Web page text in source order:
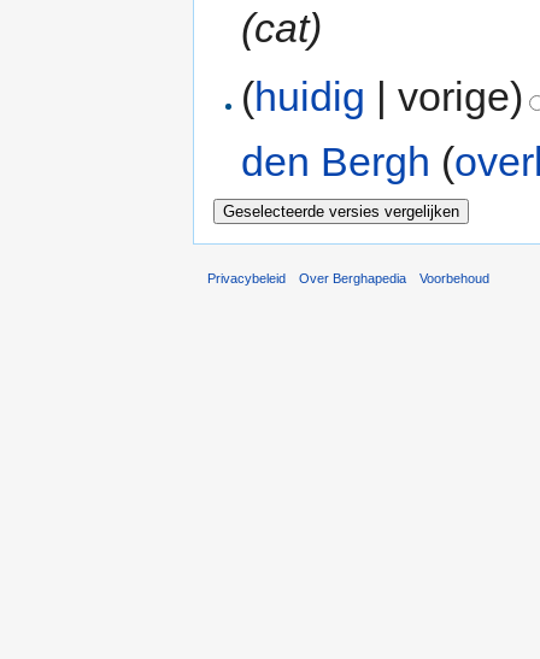
(cat)
(huidig | vorige)
den Bergh (
Privacybeleid Over Berghapedia Voorbehoud